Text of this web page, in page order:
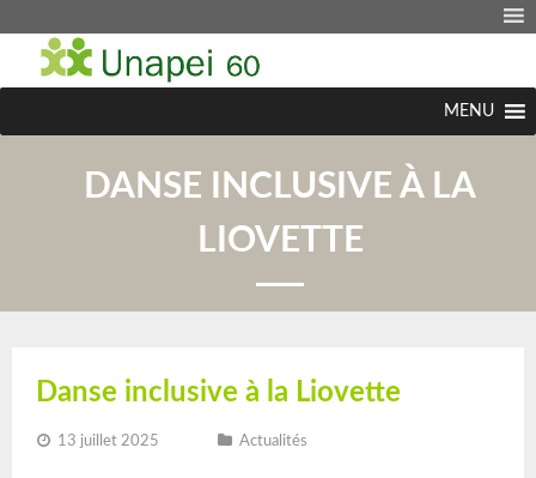
MENU
DANSE INCLUSIVE À LA
LIOVETTE
Danse inclusive à la Liovette
13 juillet 2025 Actualités